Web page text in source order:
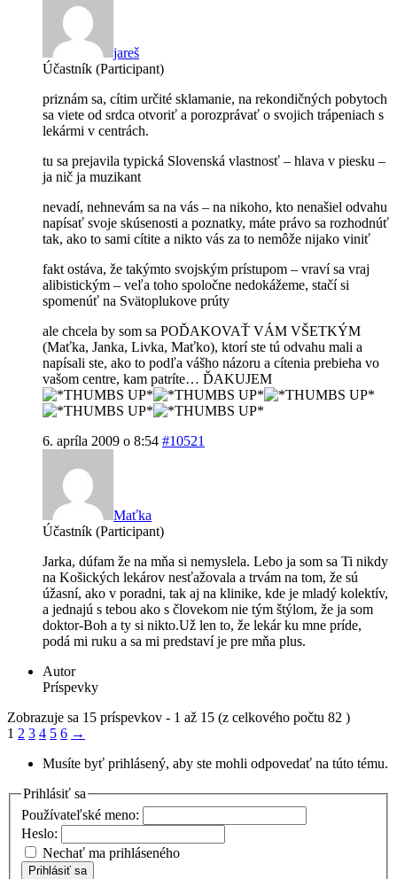
jareš
Účastník (Participant)
priznám sa, cítim určité sklamanie, na rekondičných pobytoch
sa viete od srdca otvoriť a porozprávať o svojich trápeniach s
lekármi v centrách.
tu sa prejavila typická Slovenská vlastnosť – hlava v piesku –
ja nič ja muzikant
nevadí, nehnevám sa na vás – na nikoho, kto nenašiel odvahu
napísať svoje skúsenosti a poznatky, máte právo sa rozhodnúť
tak, ako to sami cítite a nikto vás za to nemôže nijako viniť
fakt ostáva, že takýmto svojským prístupom – vraví sa vraj
alibistickým – veľa toho spoločne nedokážeme, stačí si
spomenúť na Svätoplukove prúty
ale chcela by som sa POĎAKOVAŤ VÁM VŠETKÝM
(Maťka, Janka, Livka, Maťko), ktorí ste tú odvahu mali a
napísali ste, ako to podľa vášho názoru a cítenia prebieha vo
vašom centre, kam patríte… ĎAKUJEM
6. apríla 2009 o 8:54 #10521
Maťka
Účastník (Participant)
Jarka, dúfam že na mňa si nemyslela. Lebo ja som sa Ti nikdy
na Košických lekárov nesťažovala a trvám na tom, že sú
úžasní, ako v poradni, tak aj na klinike, kde je mladý kolektív,
a jednajú s tebou ako s človekom nie tým štýlom, že ja som
doktor-Boh a ty si nikto.Už len to, že lekár ku mne príde,
podá mi ruku a sa mi predstaví je pre mňa plus.
Autor
Príspevky
Zobrazuje sa 15 príspevkov - 1 až 15 (z celkového počtu 82 )
1 2 3 4 5 6 →
Musíte byť prihlásený, aby ste mohli odpovedať na túto tému.
Prihlásiť sa
Používateľské meno:
Heslo:
Nechať ma prihláseného
Prihlásiť sa